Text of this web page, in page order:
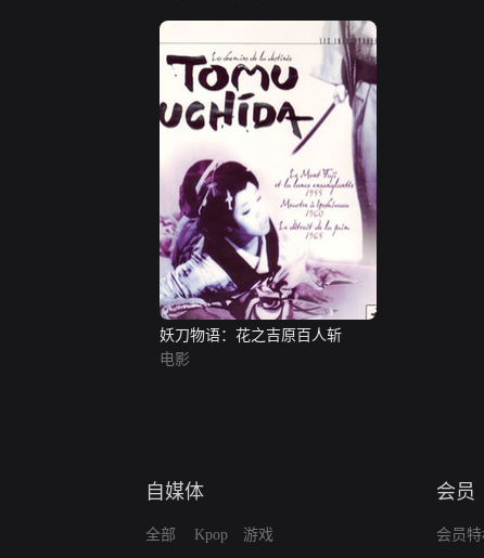
妖刀物语：花之吉原百人斩
电影
自媒体
全部 Kpop 游戏
会员
会员特